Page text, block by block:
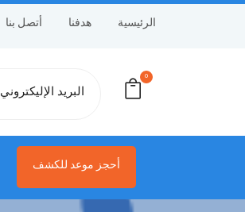
الرئيسية هدفنا أتصل بنا
0
البريد الإليكتروني
أحجز موعد للكشف